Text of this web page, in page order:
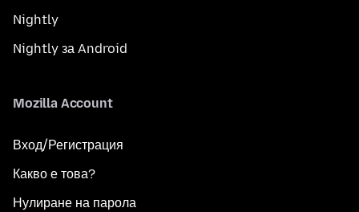
Nightly
Nightly за Android
Mozilla Account
Вход/Регистрация
Какво е това?
Нулиране на парола